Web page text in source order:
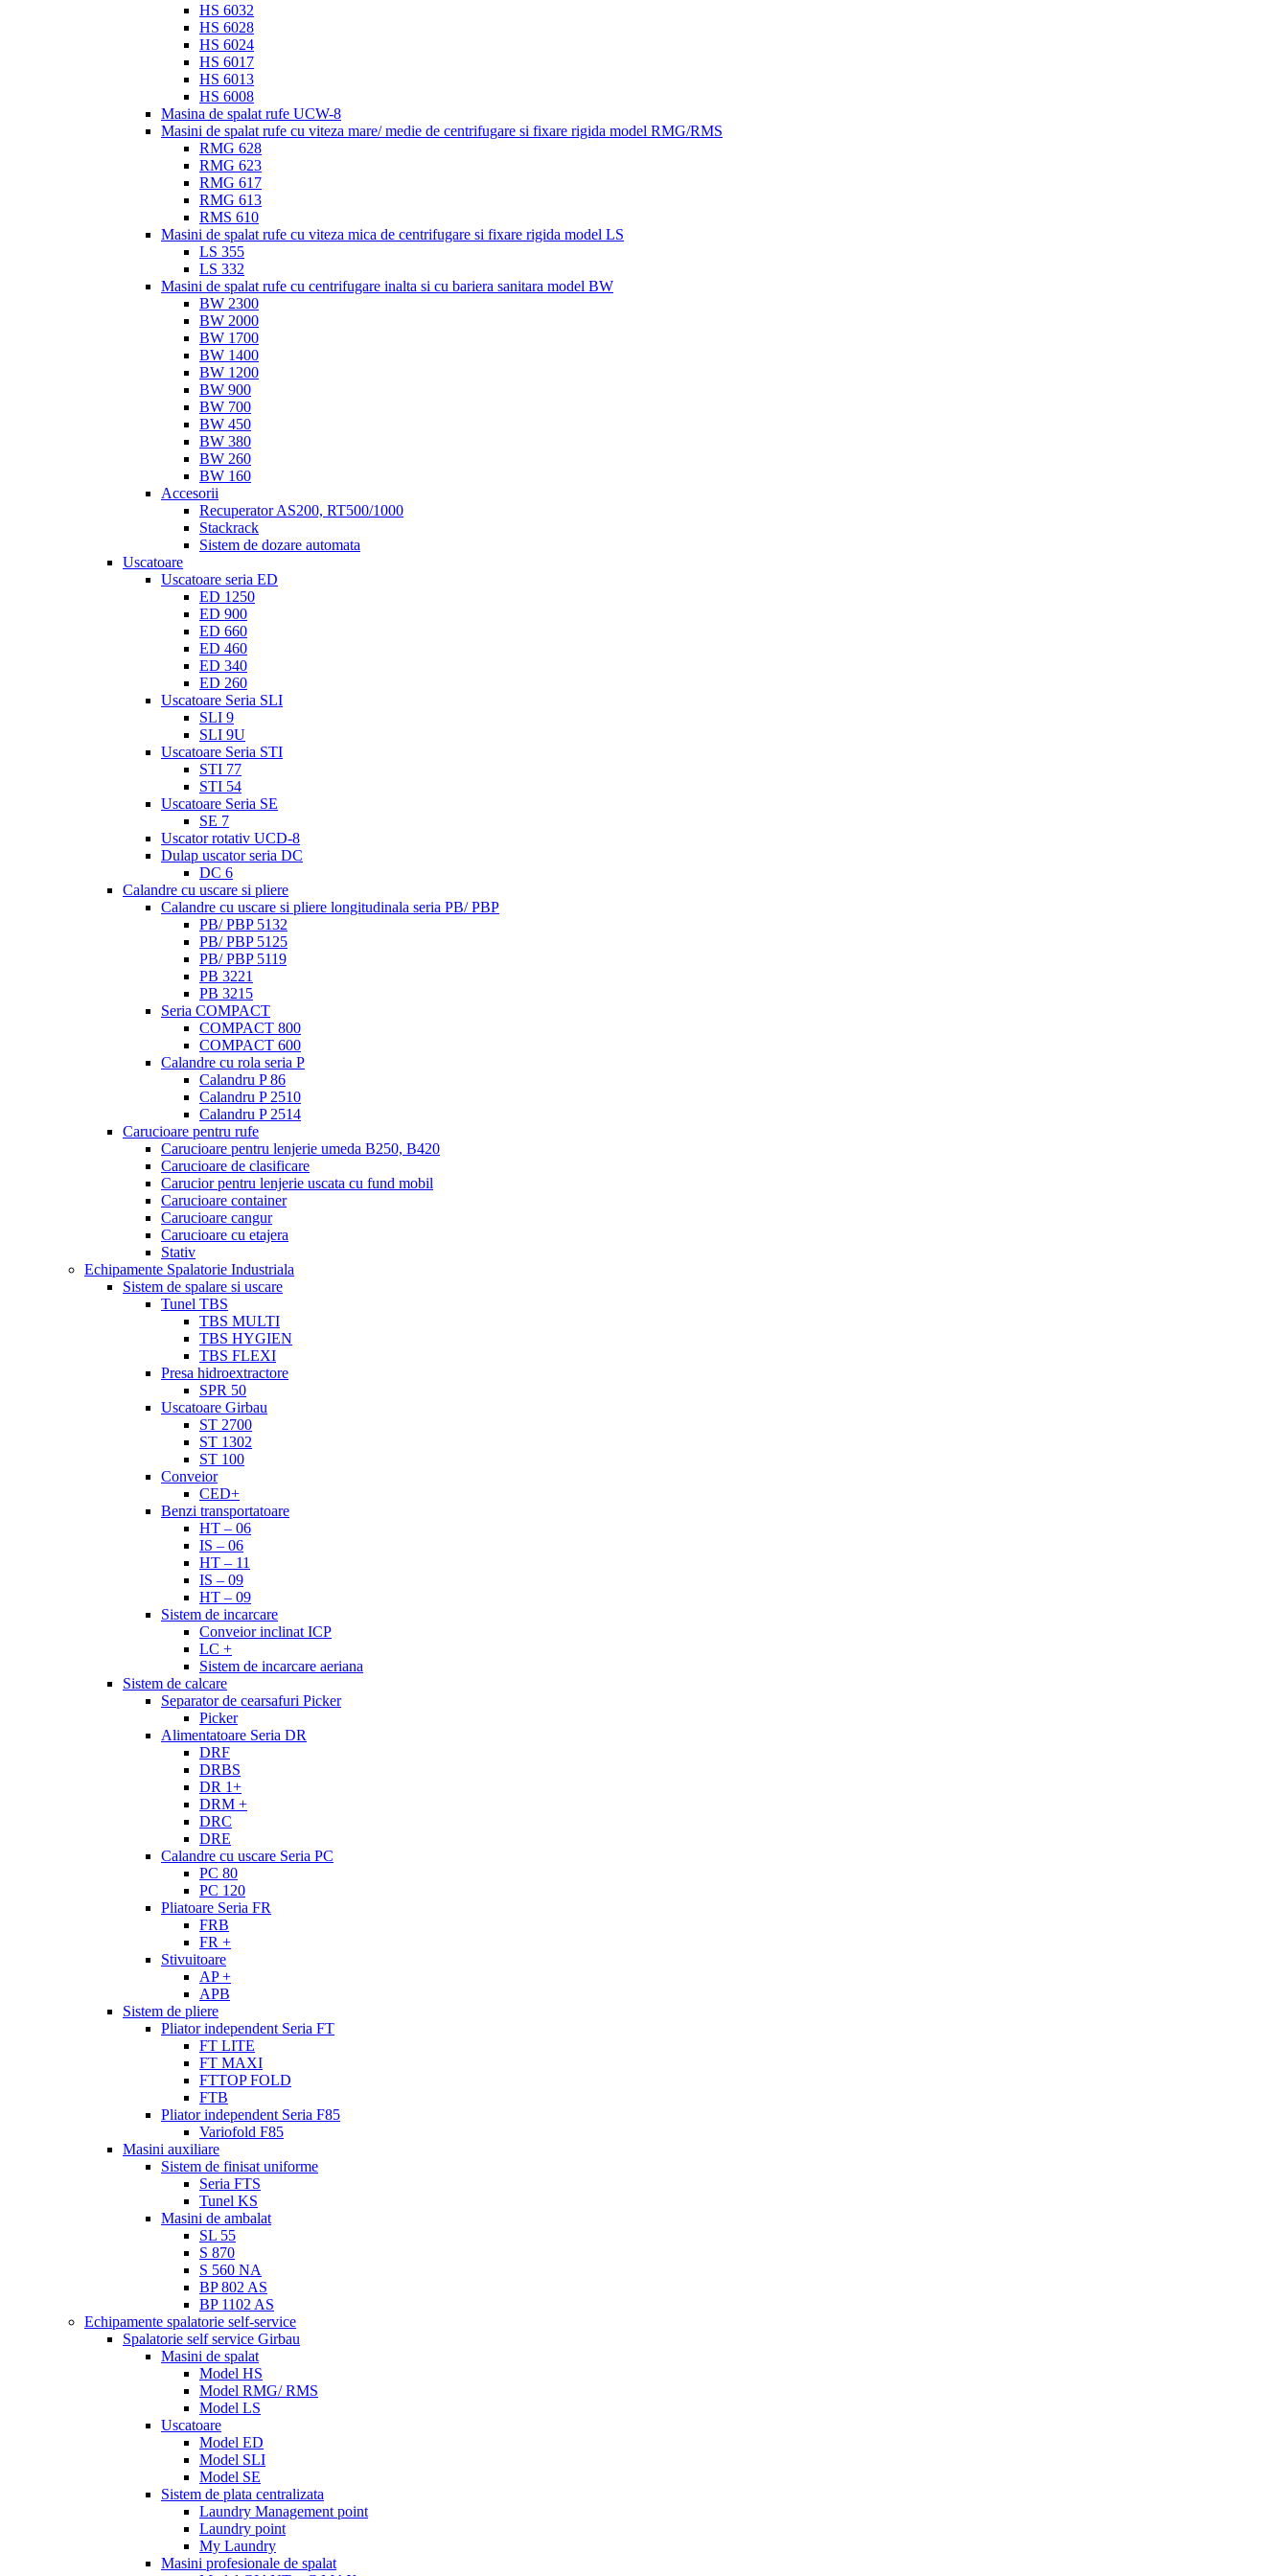
HS 6032
HS 6028
HS 6024
HS 6017
HS 6013
HS 6008
Masina de spalat rufe UCW-8
Masini de spalat rufe cu viteza mare/ medie de centrifugare si fixare rigida model RMG/RMS
RMG 628
RMG 623
RMG 617
RMG 613
RMS 610
Masini de spalat rufe cu viteza mica de centrifugare si fixare rigida model LS
LS 355
LS 332
Masini de spalat rufe cu centrifugare inalta si cu bariera sanitara model BW
BW 2300
BW 2000
BW 1700
BW 1400
BW 1200
BW 900
BW 700
BW 450
BW 380
BW 260
BW 160
Accesorii
Recuperator AS200, RT500/1000
Stackrack
Sistem de dozare automata
Uscatoare
Uscatoare seria ED
ED 1250
ED 900
ED 660
ED 460
ED 340
ED 260
Uscatoare Seria SLI
SLI 9
SLI 9U
Uscatoare Seria STI
STI 77
STI 54
Uscatoare Seria SE
SE 7
Uscator rotativ UCD-8
Dulap uscator seria DC
DC 6
Calandre cu uscare si pliere
Calandre cu uscare si pliere longitudinala seria PB/ PBP
PB/ PBP 5132
PB/ PBP 5125
PB/ PBP 5119
PB 3221
PB 3215
Seria COMPACT
COMPACT 800
COMPACT 600
Calandre cu rola seria P
Calandru P 86
Calandru P 2510
Calandru P 2514
Carucioare pentru rufe
Carucioare pentru lenjerie umeda B250, B420
Carucioare de clasificare
Carucior pentru lenjerie uscata cu fund mobil
Carucioare container
Carucioare cangur
Carucioare cu etajera
Stativ
Echipamente Spalatorie Industriala
Sistem de spalare si uscare
Tunel TBS
TBS MULTI
TBS HYGIEN
TBS FLEXI
Presa hidroextractore
SPR 50
Uscatoare Girbau
ST 2700
ST 1302
ST 100
Conveior
CED+
Benzi transportatoare
HT – 06
IS – 06
HT – 11
IS – 09
HT – 09
Sistem de incarcare
Conveior inclinat ICP
LC +
Sistem de incarcare aeriana
Sistem de calcare
Separator de cearsafuri Picker
Picker
Alimentatoare Seria DR
DRF
DRBS
DR 1+
DRM +
DRC
DRE
Calandre cu uscare Seria PC
PC 80
PC 120
Pliatoare Seria FR
FRB
FR +
Stivuitoare
AP +
APB
Sistem de pliere
Pliator independent Seria FT
FT LITE
FT MAXI
FTTOP FOLD
FTB
Pliator independent Seria F85
Variofold F85
Masini auxiliare
Sistem de finisat uniforme
Seria FTS
Tunel KS
Masini de ambalat
SL 55
S 870
S 560 NA
BP 802 AS
BP 1102 AS
Echipamente spalatorie self-service
Spalatorie self service Girbau
Masini de spalat
Model HS
Model RMG/ RMS
Model LS
Uscatoare
Model ED
Model SLI
Model SE
Sistem de plata centralizata
Laundry Management point
Laundry point
My Laundry
Masini profesionale de spalat